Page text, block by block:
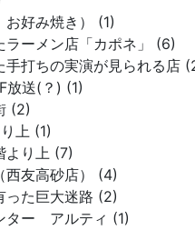
好み焼き） (1)
ラーメン店「カポネ」 (6)
手打ちの実演が見られる店
放送(？) (1)
(2)
上 (1)
より上 (7)
西友高砂店） (4)
った巨大迷路 (2)
ター アルティ (1)